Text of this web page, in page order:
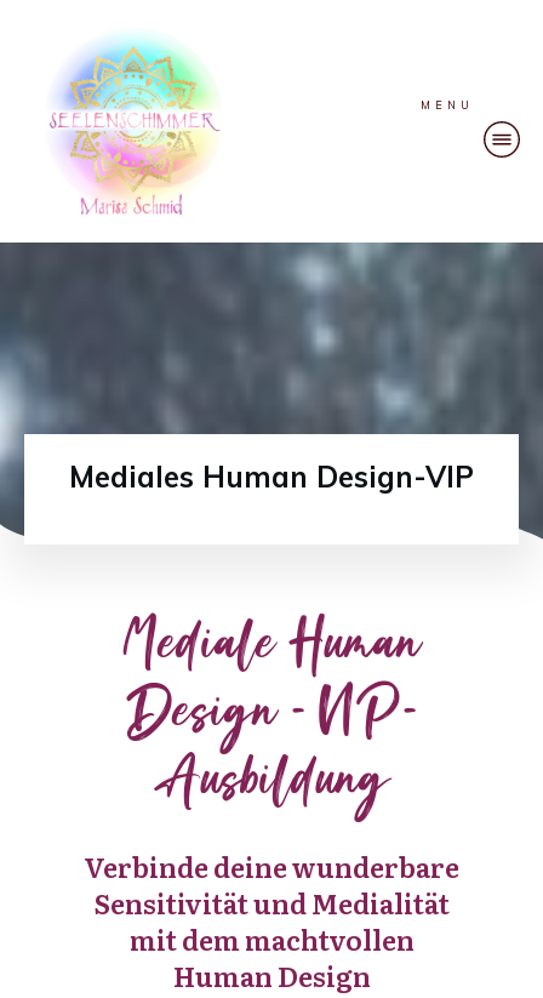
MENU
Mediales Human Design-VIP
Mediale Human
Design - VIP-
Ausbildung
Verbinde deine wunderbare
Sensitivität und Medialität
mit dem machtvollen
Human Design